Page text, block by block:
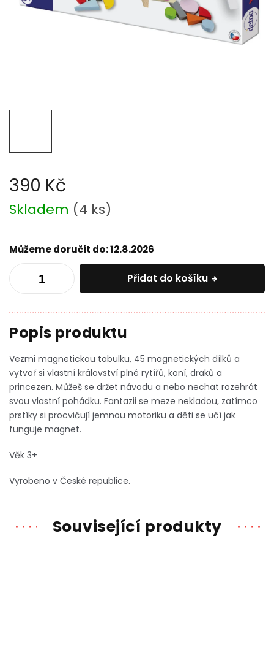
390 Kč
Měrná
cena:
Skladem (4 ks)
Můžeme doručit do:12.8.2026
Přidat do košíku
Vezmi magnetickou tabulku, 45 magnetických dílků a
vytvoř si vlastní království plné rytířů, koní, draků a
princezen. Můžeš se držet návodu a nebo nechat rozehrát
svou vlastní pohádku. Fantazii se meze nekladou, zatímco
prstíky si procvičují jemnou motoriku a děti se učí jak
funguje magnet.
Věk 3+
Vyrobeno v České republice.
Související produkty